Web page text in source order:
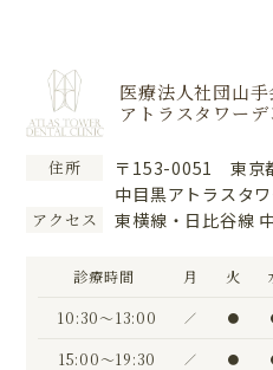
医療法人社団山手
アトラスタワー
住所
〒153-0051 東京
中目黒アトラスタ
アクセス 東横線・日比谷線
診療時間 月 火
10:30〜13:00 ／ ●
15:00〜19:30 ／ ●